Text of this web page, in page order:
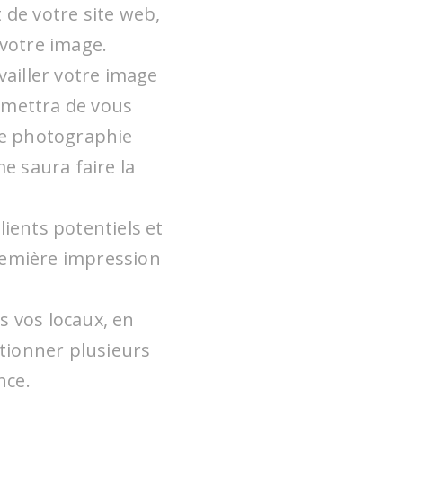
votre site web,
image.
votre image
de vous
photographie
saura faire la
potentiels et
impression
vos locaux, en
plusieurs